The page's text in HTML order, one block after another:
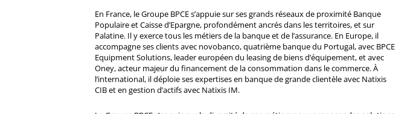
En France, le Groupe BPCE s’appuie sur ses grands réseaux de proximité Banque
Populaire et Caisse d’Epargne, profondément ancrés dans les territoires, et sur
Palatine. Il y exerce tous les métiers de la banque et de l’assurance. En Europe, il
accompagne ses clients avec novobanco, quatrième banque du Portugal, avec BPCE
Equipment Solutions, leader européen du leasing de biens d’équipement, et avec
Oney, acteur majeur du financement de la consommation dans le commerce. À
l’international, il déploie ses expertises en banque de grande clientèle avec Natixis
CIB et en gestion d’actifs avec Natixis IM.